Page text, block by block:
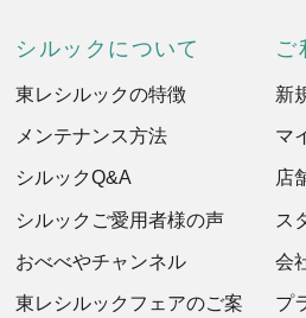
シルックについて
東レシルックの特徴
メンテナンス方法
シルックQ&A
シルックご愛用者様の声
おべべやチャンネル
東レシルックフェアのご案
ご
新
マ
店
ス
会
プ